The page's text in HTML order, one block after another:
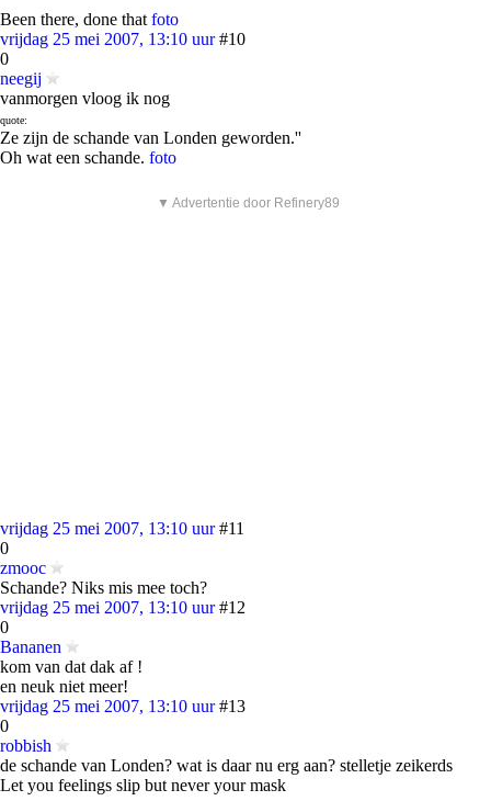
Been there, done that foto
vrijdag 25 mei 2007, 13:10 uur #10
0
neegij
vanmorgen vloog ik nog
quote:
Ze zijn de schande van Londen geworden.''
Oh wat een schande. foto
▼ Advertentie door Refinery89
vrijdag 25 mei 2007, 13:10 uur #11
0
zmooc
Schande? Niks mis mee toch?
vrijdag 25 mei 2007, 13:10 uur #12
0
Bananen
kom van dat dak af !
en neuk niet meer!
vrijdag 25 mei 2007, 13:10 uur #13
0
robbish
de schande van Londen? wat is daar nu erg aan? stelletje zeikerds
Let you feelings slip but never your mask